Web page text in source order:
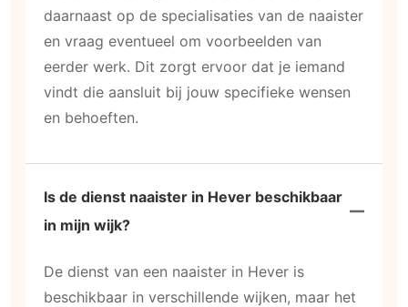
daarnaast op de specialisaties van de naaister
en vraag eventueel om voorbeelden van
eerder werk. Dit zorgt ervoor dat je iemand
vindt die aansluit bij jouw specifieke wensen
en behoeften.
Is de dienst naaister in Hever beschikbaar
in mijn wijk?
De dienst van een naaister in Hever is
beschikbaar in verschillende wijken, maar het